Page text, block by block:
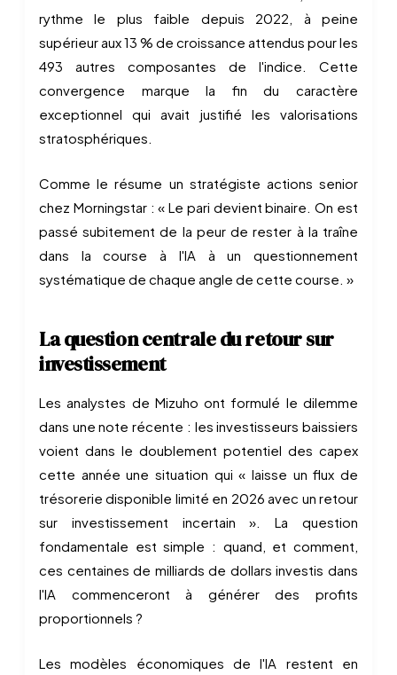
rythme le plus faible depuis 2022, à peine
supérieur aux 13 % de croissance attendus pour les
493 autres composantes de l'indice. Cette
convergence marque la fin du caractère
exceptionnel qui avait justifié les valorisations
stratosphériques.
Comme le résume un stratégiste actions senior
chez Morningstar : « Le pari devient binaire. On est
passé subitement de la peur de rester à la traîne
dans la course à l'IA à un questionnement
systématique de chaque angle de cette course. »
La question centrale du retour sur
investissement
Les analystes de Mizuho ont formulé le dilemme
dans une note récente : les investisseurs baissiers
voient dans le doublement potentiel des capex
cette année une situation qui « laisse un flux de
trésorerie disponible limité en 2026 avec un retour
sur investissement incertain ». La question
fondamentale est simple : quand, et comment,
ces centaines de milliards de dollars investis dans
l'IA commenceront à générer des profits
proportionnels ?
Les modèles économiques de l'IA restent en